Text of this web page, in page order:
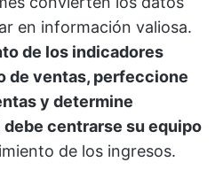
en información valiosa.
de los indicadores
de ventas, perfeccione
y determine
centrarse su equipo
de los ingresos.